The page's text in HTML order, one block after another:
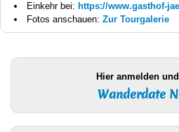
Einkehr bei: https://www.gasthof-
Fotos anschauen: Zur Tourgalerie
Hier anmelden
Wanderdate